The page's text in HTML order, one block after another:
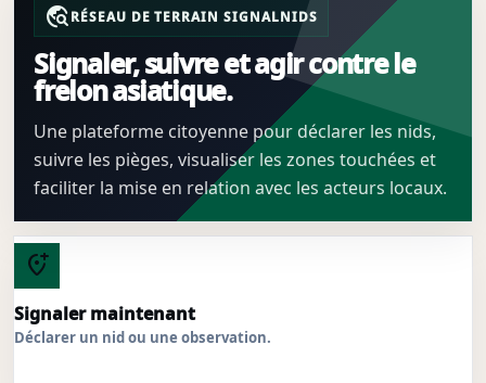
travel_exploreRÉSEAU DE TERRAIN SIGNALNIDS
Signaler, suivre et agir contre le
frelon asiatique.
Une plateforme citoyenne pour déclarer les nids,
suivre les pièges, visualiser les zones touchées et
faciliter la mise en relation avec les acteurs locaux.
add_location_alt
Signaler maintenant
Déclarer un nid ou une observation.